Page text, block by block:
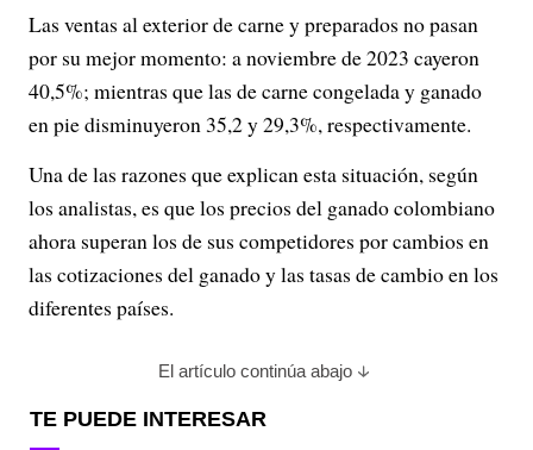
Las ventas al exterior de carne y preparados no pasan
por su mejor momento: a noviembre de 2023 cayeron
40,5%; mientras que las de carne congelada y ganado
en pie disminuyeron 35,2 y 29,3%, respectivamente.
Una de las razones que explican esta situación, según
los analistas, es que los precios del ganado colombiano
ahora superan los de sus competidores por cambios en
las cotizaciones del ganado y las tasas de cambio en los
diferentes países.
El artículo continúa abajo
TE PUEDE INTERESAR